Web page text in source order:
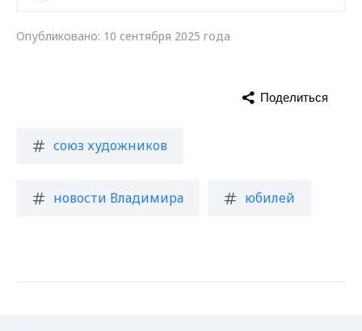
Опубликовано: 10 сентября 2025 года
союз художников
новости Владимира юбилей
Поделиться